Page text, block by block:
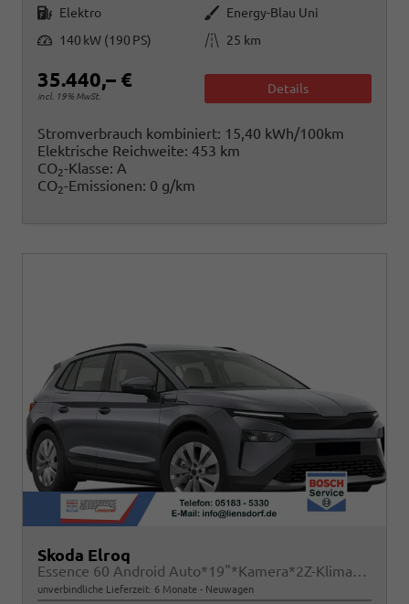
Kraftstoff Elektro Außenfarbe Energy-Blau Uni
Leistung
140 kW (190 PS) Kilometerstand 25 km
35.440,– €
incl. 19% MwSt.
Details
Stromverbrauch kombiniert: 15,40 kWh/100km
Elektrische Reichweite: 453 km
CO2-Klasse: A
CO2-Emissionen: 0 g/km
Skoda Elroq
Essence 60 Android Auto*19"*Kamera*2Z-Klimaauto*Totwinkel*LED*Tempomat
unverbindliche Lieferzeit: 6 Monate Neuwagen